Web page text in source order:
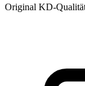
Original KD-